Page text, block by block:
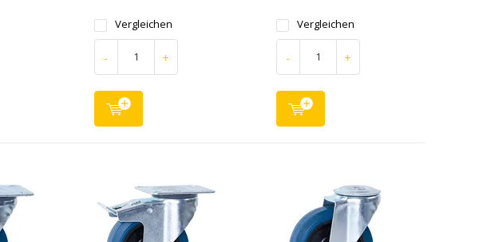
Vergleichen
- +
Vergleichen
- +